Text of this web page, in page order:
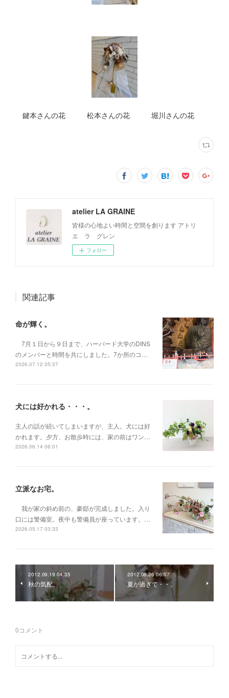
鍵本さんの花 松本さんの花 堀川さんの花
atelier LA GRAINE
皆様の心地よい時間と空間を創ります アトリ
エ ラ グレン
フォロー
関連記事
命が輝く。
7月１日から９日まで、ハーバード大学のDINS
のメンバーと時間を共にしました。7か所のコ…
2026.07.12 05:37
犬には好かれる・・・。
主人の話が続いてしまいますが、主人。犬には好
かれます。夕方、お散歩時には、家の前はワン…
2026.06.14 06:01
立派なお宅。
我が家の斜め前の、豪邸が完成しました。入り
口には警備室。夜中も警備員が座っています。…
2026.05.17 03:33
2012.09.19 04:35
秋の気配。
2012.08.26 06:07
夏が過ぎて・・。
0コメント